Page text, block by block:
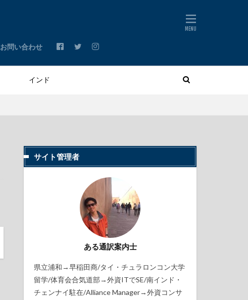
お問い合わせ
サイト管理者
ある通訳案内士
県立浦和→早稲田商/タイ・チュラロンコン大学
留学/体育会合気道部→外資ITでSE/南インド・
チェンナイ駐在/Alliance Manager→外資コンサ